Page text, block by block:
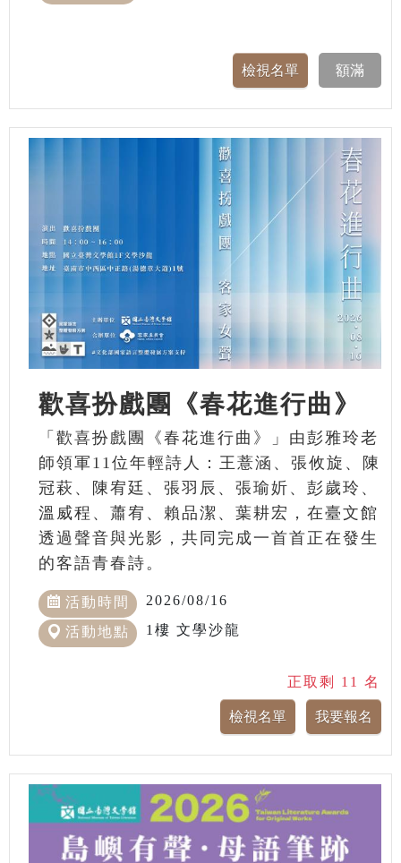
歡喜扮戲團《春花進行曲》
「歡喜扮戲團《春花進行曲》」由彭雅玲老
師領軍11位年輕詩人：王薏涵、張攸旋、陳
冠萩、陳宥廷、張羽辰、張瑜妡、彭歲玲、
溫威程、蕭宥、賴品潔、葉耕宏，在臺文館
透過聲音與光影，共同完成一首首正在發生
的客語青春詩。
活動時間 2026/08/16
活動地點 1樓 文學沙龍
正取剩 11 名